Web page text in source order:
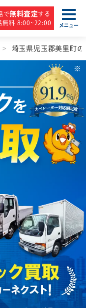
で無料査定する
無料 8:00~22:00
メニュー
埼玉県児玉郡美里町